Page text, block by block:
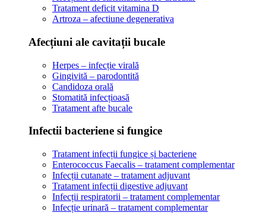
Tratament deficit vitamina D
Artroza – afectiune degenerativa
Afecțiuni ale cavitații bucale
Herpes – infecție virală
Gingivită – parodontită
Candidoza orală
Stomatită infecțioasă
Tratament afte bucale
Infectii bacteriene si fungice
Tratament infecții fungice și bacteriene
Enterococcus Faecalis – tratament complementar
Infecții cutanate – tratament adjuvant
Tratament infecții digestive adjuvant
Infecții respiratorii – tratament complementar
Infecție urinară – tratament complementar